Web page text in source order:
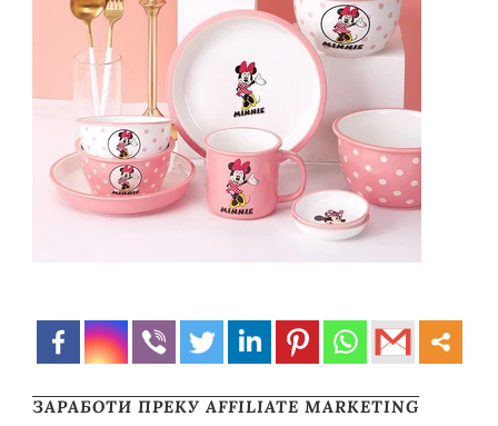
ЗАРАБОТИ ПРЕКУ AFFILIATE MARKETING